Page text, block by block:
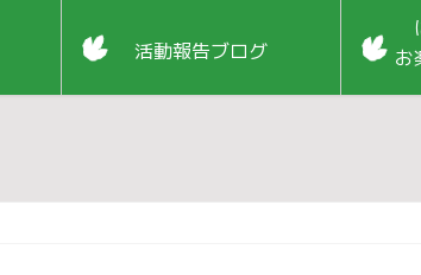
活動報告ブログ
お